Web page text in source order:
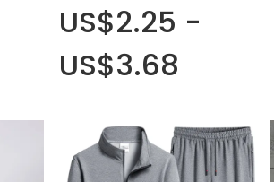
US$2.25 -
US$3.68